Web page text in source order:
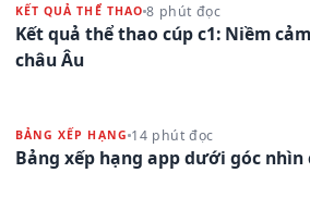
KẾT QUẢ THỂ THAO 8 phút đọc
Kết quả thể thao cúp c1: Niềm
châu Âu
BẢNG XẾP HẠNG 14 phút đọc
Bảng xếp hạng app dưới góc nhìn